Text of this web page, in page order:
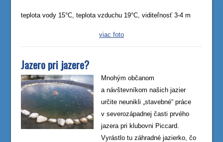
teplota vody 15°C, teplota vzduchu 19°C, viditeľnosť 3-4 m
viac foto
Jazero pri jazere?
Mnohým občanom
a návštevníkom našich jazier
určite neunikli „stavebné“ práce
v severozápadnej časti prvého
jazera pri klubovni Piccard.
Vyrástlo tu záhradné jazierko, čo